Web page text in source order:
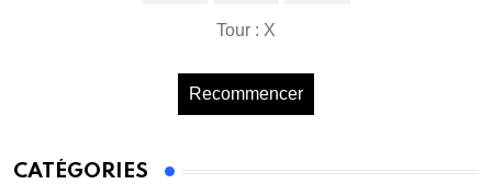
Tour : X
Recommencer
CATÉGORIES